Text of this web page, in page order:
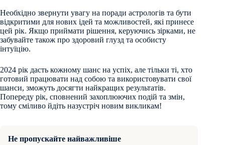
Необхідно звернути увагу на поради астрологів та бути
відкритими для нових ідей та можливостей, які принесе
цей рік. Якщо приймати рішення, керуючись зірками, не
забувайте також про здоровий глузд та особисту
інтуїцію.
2024 рік дасть кожному шанс на успіх, але тільки ті, хто
готовий працювати над собою та використовувати свої
шанси, зможуть досягти найкращих результатів.
Попереду рік, сповнений захоплюючих подій та змін,
тому сміливо йдіть назустріч новим викликам!
Не пропускайте найважливіше